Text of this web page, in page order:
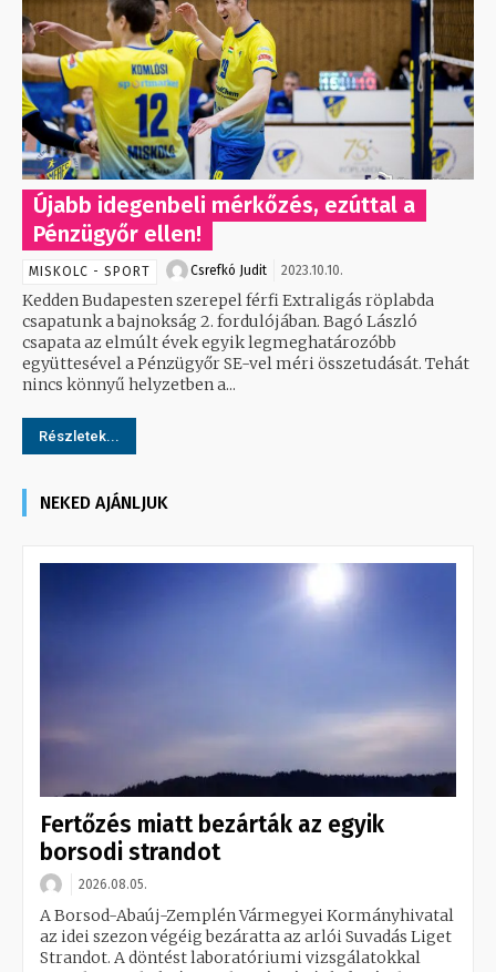
Újabb idegenbeli mérkőzés, ezúttal a
Pénzügyőr ellen!
MISKOLC - SPORT Csrefkó Judit 2023.10.10.
Kedden Budapesten szerepel férfi Extraligás röplabda
csapatunk a bajnokság 2. fordulójában. Bagó László
csapata az elmúlt évek egyik legmeghatározóbb
együttesével a Pénzügyőr SE-vel méri összetudását. Tehát
nincs könnyű helyzetben a...
Részletek...
NEKED AJÁNLJUK
Fertőzés miatt bezárták az egyik
borsodi strandot
2026.08.05.
A Borsod-Abaúj-Zemplén Vármegyei Kormányhivatal
az idei szezon végéig bezáratta az arlói Suvadás Liget
Strandot. A döntést laboratóriumi vizsgálatokkal